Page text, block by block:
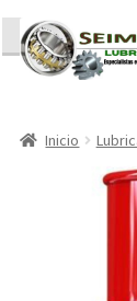
Ir
a
Ir
al
contenido
Sobre nosotros
Contacto/
Inicio